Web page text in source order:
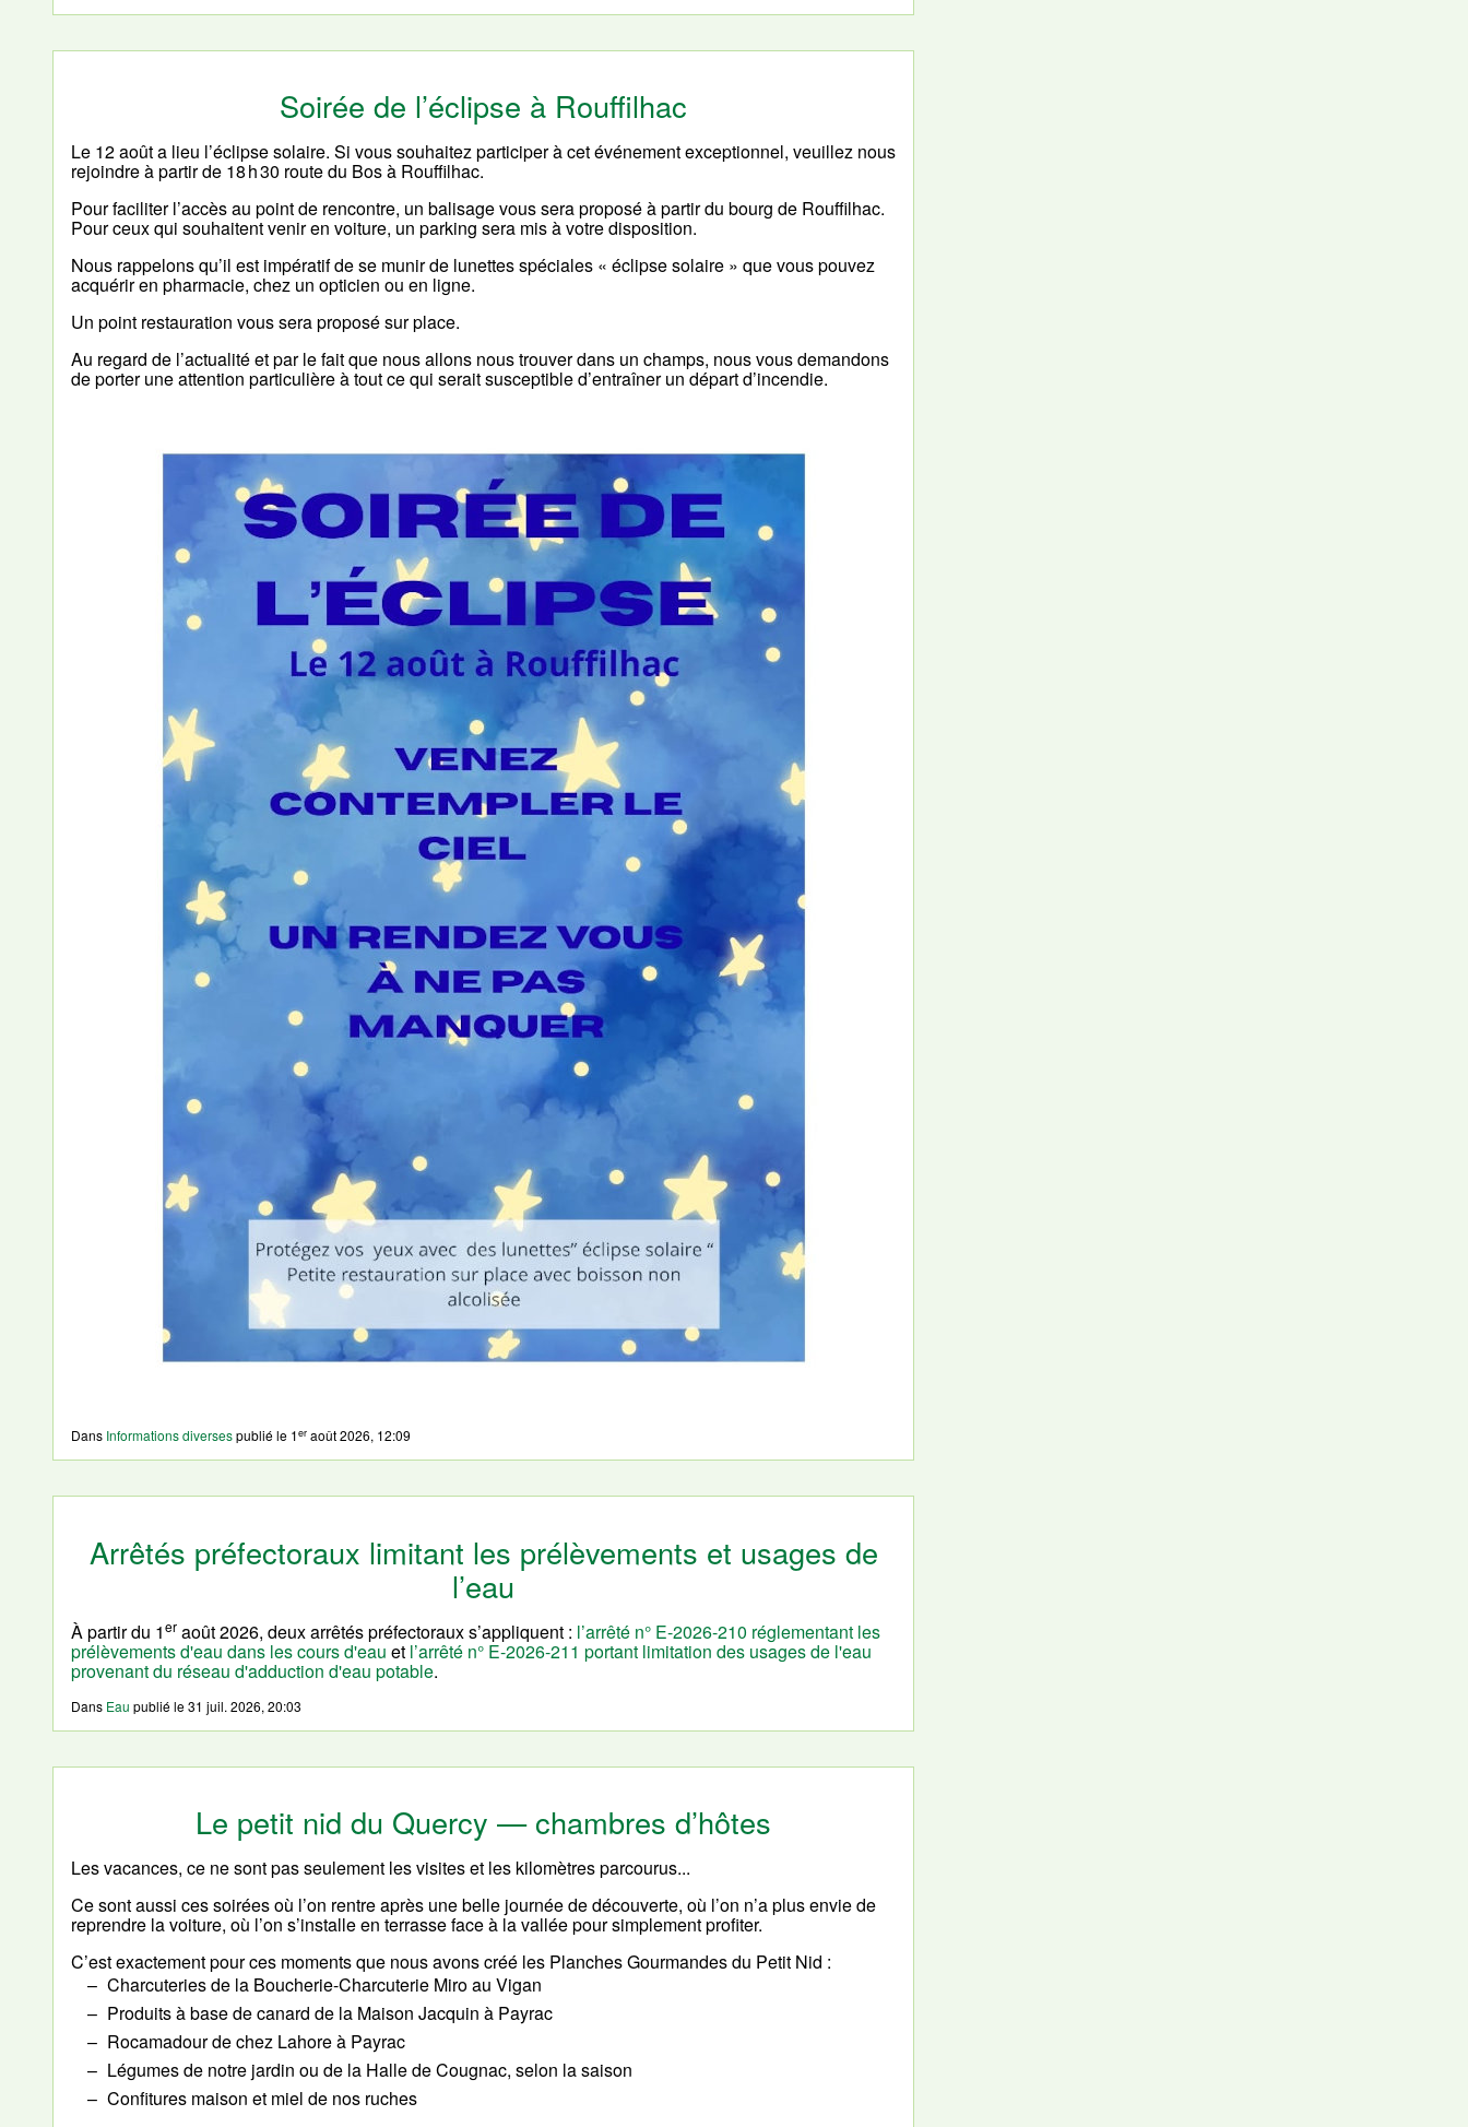
Soirée de l’éclipse à Rouffilhac
Le 12 août a lieu l’éclipse solaire. Si vous souhaitez participer à cet événement exceptionnel, veuillez nous
rejoindre à partir de 18 h 30 route du Bos à Rouffilhac.
Pour faciliter l’accès au point de rencontre, un balisage vous sera proposé à partir du bourg de Rouffilhac.
Pour ceux qui souhaitent venir en voiture, un parking sera mis à votre disposition.
Nous rappelons qu’il est impératif de se munir de lunettes spéciales « éclipse solaire » que vous pouvez
acquérir en pharmacie, chez un opticien ou en ligne.
Un point restauration vous sera proposé sur place.
Au regard de l’actualité et par le fait que nous allons nous trouver dans un champs, nous vous demandons
de porter une attention particulière à tout ce qui serait susceptible d’entraîner un départ d’incendie.
Dans Informations diversespublié le 1er août 2026, 12:09
Arrêtés préfectoraux limitant les prélèvements et usages de
l’eau
À partir du 1er août 2026, deux arrêtés préfectoraux s’appliquent : l’arrêté n° E-2026-210 réglementant les
prélèvements d'eau dans les cours d'eau et l’arrêté n° E-2026-211 portant limitation des usages de l'eau
provenant du réseau d'adduction d'eau potable.
Dans Eau publié le31 juil. 2026, 20:03
Le petit nid du Quercy — chambres d’hôtes
Les vacances, ce ne sont pas seulement les visites et les kilomètres parcourus...
Ce sont aussi ces soirées où l’on rentre après une belle journée de découverte, où l’on n’a plus envie de
reprendre la voiture, où l’on s’installe en terrasse face à la vallée pour simplement profiter.
C’est exactement pour ces moments que nous avons créé les Planches Gourmandes du Petit Nid :
Charcuteries de la Boucherie-Charcuterie Miro au Vigan
Produits à base de canard de la Maison Jacquin à Payrac
Rocamadour de chez Lahore à Payrac
Légumes de notre jardin ou de la Halle de Cougnac, selon la saison
Confitures maison et miel de nos ruches